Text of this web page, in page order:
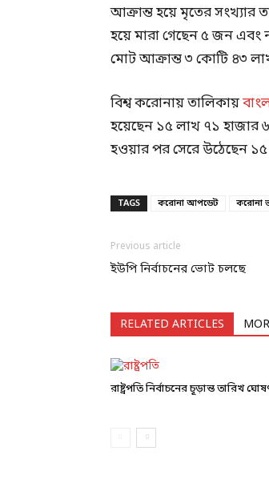
আক্রান্ত হয়ে মৃতের সংখ্যার
হয়ে মারা গেছেন ৫ জন এবং
মোট আক্রান্ত ৩ কোটি ৪৩
বিশ্ব করোনায় তালিকায়
হয়েছেন ১৫ লাখ ৭১ হাজার
হওয়ার পর সেরে উঠেছেন
TAGS করোনা আপডেট করোনা
Previous article
ইউপি নির্বাচনের ভোট চলছে
RELATED ARTICLES
রাষ্ট্রপতি নির্বাচনের চূড়ান্ত তারিখ